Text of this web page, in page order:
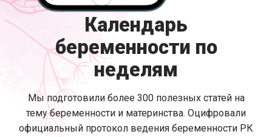
Календарь
беременности по
неделям
Мы подготовили более 300 полезных статей на
тему беременности и материнства. Оцифровали
официальный протокол ведения беременности РК